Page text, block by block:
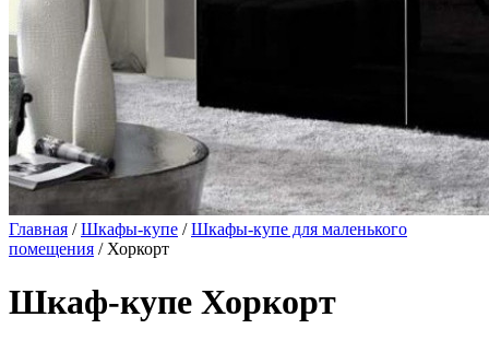
Главная /Шкафы-купе /Шкафы-купе для маленького
помещения / Хоркорт
Шкаф-купе Хоркорт